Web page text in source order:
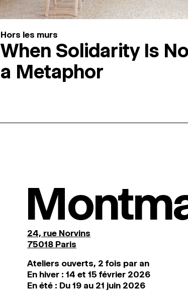
Hors les murs
When Solidarity Is
a Metaphor
24, rue Norvins
75018 Paris
Ateliers ouverts, 2 fois par an
En hiver : 14 et 15 février 2026
En été : Du 19 au 21 juin 2026